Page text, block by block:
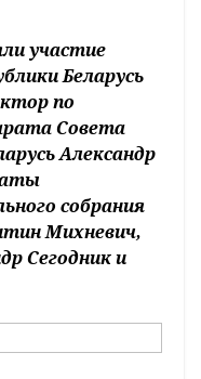
участие
Беларусь
по
Совета
Александр
собрания
Михневич,
Сегодник и